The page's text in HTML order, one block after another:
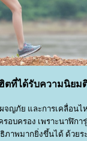
ตที่ได้รับความนิยม
จญภัย และการเคลื่อน
รอบครอง เพราะนาฬิก
าพมากยิ่งขึ้นได้ ด้วยร